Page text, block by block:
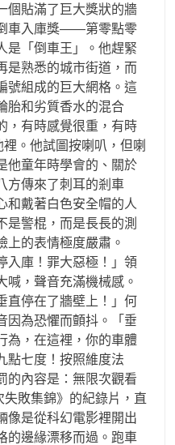
個貼滿了巨大獎狀的牆
車入庫獎——第零點零
是「倒車王」。他趕緊
是熟悉的城市街道，而
號組成的巨大網格。這
胎和劣質香水的混合
，有時感覺很重，有時
裡。他試圖按喇叭，但喇
他童年時學會的、關於
方傳來了刺耳的剎車
和戴著白色安全帽的人
是警棍，而是長長的測
上的表情極度嚴肅。
入庫！罪大惡極！」領
喊，聲音充滿機械感。
直停在了牆壁上！」何
因為恐懼而顫抖。「垂
為，在這裡，你的車體
七度！按照維度法
的內容是：無限次觀看
敗集錦》的紀錄片，直
像是從科幻電影裡開出
的邊緣漂移而過。跑車